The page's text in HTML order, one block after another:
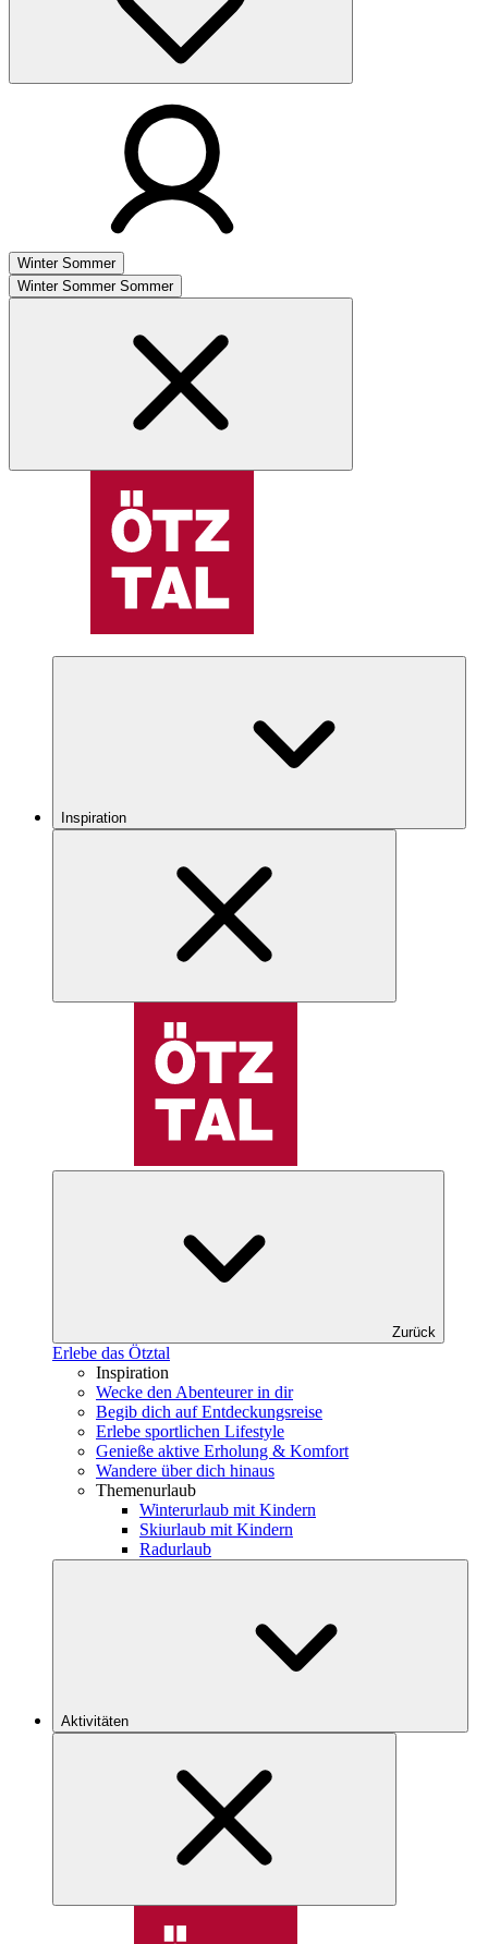
Winter Sommer
Winter Sommer Sommer
Inspiration
Zurück
Erlebe das Ötztal
Inspiration
Wecke den Abenteurer in dir
Begib dich auf Entdeckungsreise
Erlebe sportlichen Lifestyle
Genieße aktive Erholung & Komfort
Wandere über dich hinaus
Themenurlaub
Winterurlaub mit Kindern
Skiurlaub mit Kindern
Radurlaub
Aktivitäten